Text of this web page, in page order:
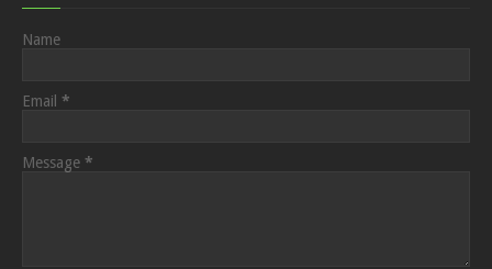
Name
Email *
Message *